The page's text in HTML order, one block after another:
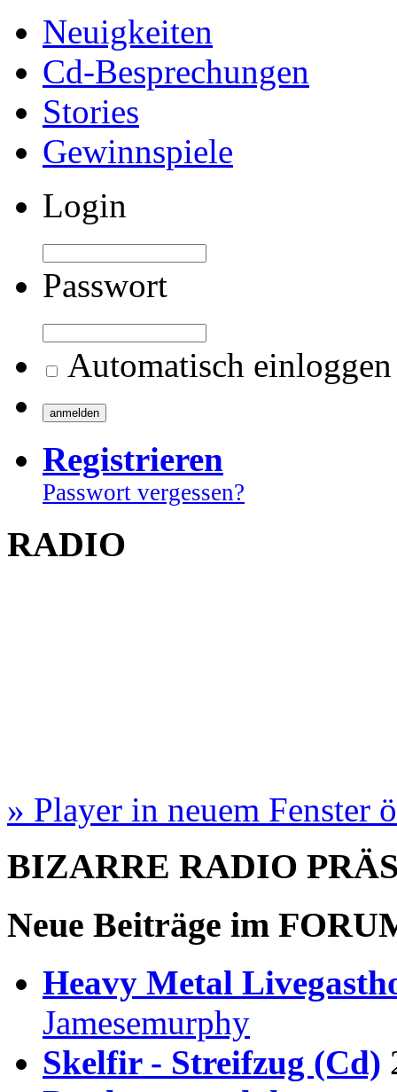
Neuigkeiten
Cd-Besprechungen
Stories
Gewinnspiele
Login
Passwort
Automatisch einloggen
Registrieren
Passwort vergessen?
RADIO
» Player in neuem Fenster
BIZARRE RADIO
Neue Beiträge im
Heavy Metal
Jamesemurphy
Skelfir - Streifzug (Cd)